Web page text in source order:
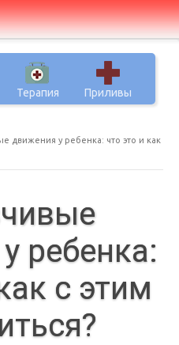
Терапия Приливы
движения у ребенка: что это и как
ребенка:
с этим